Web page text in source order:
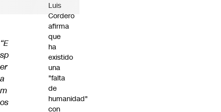
“E
sp
er
a
m
os
Luis
Cordero
afirma
que
ha
existido
una
"falta
de
humanidad"
con